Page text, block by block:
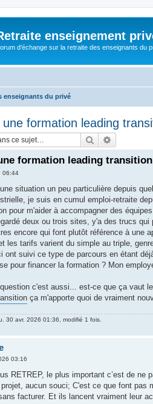
enseignement
d'échange sur la retraite des enseignants du
enseignants du privé
formation leading
Rechercher
formation leading
06:44
situation un peu particulière depuis
je suis en cumul emploi-retraite
pour m'aider à accompagner des
deux ou trois sites, y'a des trucs
encore qui font plutôt référence à une
les tarifs varient du simple au triple,
ont suivi ce type de parcours en étant
pour financer la formation ? Mon
c'est aussi... est-ce que ça vaut
ça m'apporte quoi de vraiment
30 avr. 2026 01:36, modifié 1 fois.
03:16
RETREP, le plus important c’est de
aucun souci; C'est ce que font
facturer. Et ils lancent vraiment leur